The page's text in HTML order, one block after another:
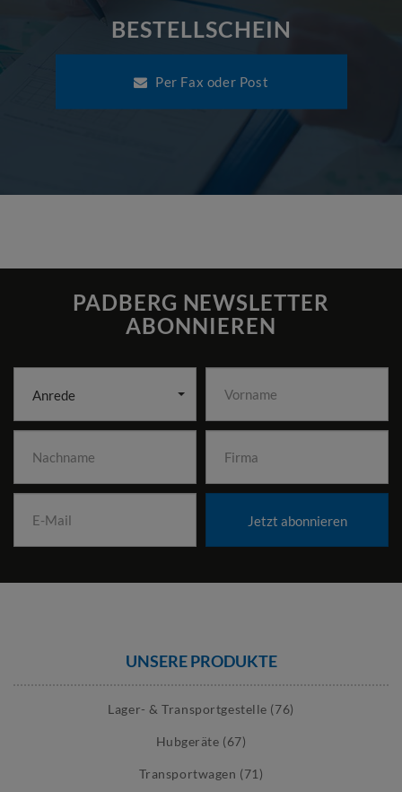
BESTELLSCHEIN
Per Fax oder Post
PADBERG NEWSLETTER
ABONNIEREN
Anrede
Jetzt abonnieren
UNSERE PRODUKTE
Lager- & Transportgestelle (76)
Hubgeräte (67)
Transportwagen (71)